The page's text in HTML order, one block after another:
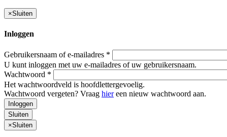
×Sluiten
Inloggen
Gebruikersnaam of e-mailadres *
U kunt inloggen met uw e-mailadres of uw gebruikersnaam.
Wachtwoord *
Het wachtwoordveld is hoofdlettergevoelig.
Wachtwoord vergeten? Vraag hiereen nieuw wachtwoord aan.
Inloggen
Sluiten
×Sluiten